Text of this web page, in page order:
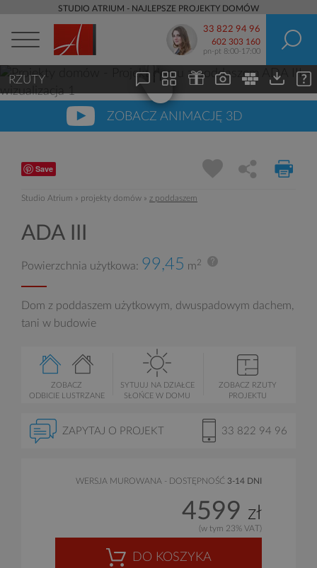
STUDIO ATRIUM - NAJLEPSZE PROJEKTY DOMÓW
33 822 94 96
602 303 160
pn-pt 8:00-17:00
ZOBACZ ANIMACJĘ 3D
Save
Studio Atrium » projekty domów » z poddaszem
ADA III
Powierzchnia użytkowa: 99,45 m2
Dom z poddaszem użytkowym, dwuspadowym dachem,
tani w budowie
ZOBACZ
ODBICIE LUSTRZANE
SYTUUJ NA DZIAŁCE
SŁOŃCE W DOMU
ZOBACZ RZUTY
PROJEKTU
ZAPYTAJ O PROJEKT 33 822 94 96
WERSJA MUROWANA - DOSTĘPNOŚĆ 3-14 DNI
4599 zł
(w tym 23% VAT)
DO KOSZYKA
RZUTY